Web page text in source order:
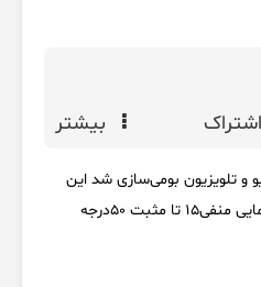
اشتراک بیشتر
و تلویزیون بومی‌سازی شد این
تجهیزات امکان کار در شرایط دمایی منفی۱۵ تا مثبت ۵۰درجه